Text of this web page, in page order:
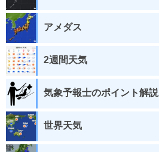
アメダス
2週間天気
気象予報士のポイント解説
世界天気